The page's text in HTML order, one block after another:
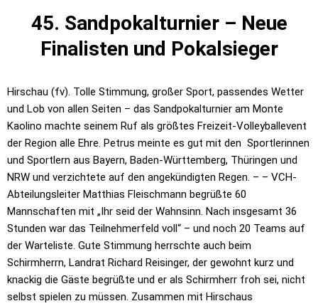
45. Sandpokalturnier – Neue
Finalisten und Pokalsieger
Hirschau (fv). Tolle Stimmung, großer Sport, passendes Wetter
und Lob von allen Seiten – das Sandpokalturnier am Monte
Kaolino machte seinem Ruf als größtes Freizeit-Volleyballevent
der Region alle Ehre. Petrus meinte es gut mit den Sportlerinnen
und Sportlern aus Bayern, Baden-Württemberg, Thüringen und
NRW und verzichtete auf den angekündigten Regen. – – VCH-
Abteilungsleiter Matthias Fleischmann begrüßte 60
Mannschaften mit „Ihr seid der Wahnsinn. Nach insgesamt 36
Stunden war das Teilnehmerfeld voll“ – und noch 20 Teams auf
der Warteliste. Gute Stimmung herrschte auch beim
Schirmherrn, Landrat Richard Reisinger, der gewohnt kurz und
knackig die Gäste begrüßte und er als Schirmherr froh sei, nicht
selbst spielen zu müssen. Zusammen mit Hirschaus